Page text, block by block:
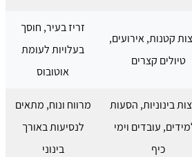
קטנות, אירועים,
טיולים קצרים
זריז בעיר, חוסך
בעלויות לעומת
אוטובוס
בינוניות, הסעות
עובדים וימי
כיף
מרווח ונוח, מתאים
לנסיעות באורך
בינוני